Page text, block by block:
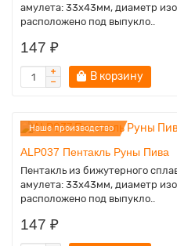
амулета: 33х43мм, диаметр
расположено под выпукло..
147 ₽
В корзину
Наше производство
ALP037 Пентакль Руны Пива
Пентакль из бижутерного
амулета: 33х43мм, диаметр
расположено под выпукло..
147 ₽